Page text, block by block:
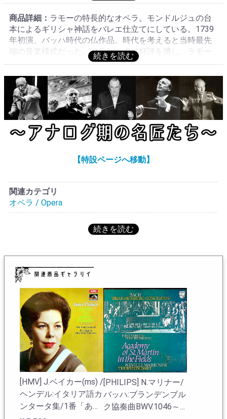
Son Maître制作Pathéプレス, 工場:Pathé Marconi EMI,
Chatou, フランスでのオリジナル, original in Fr.
年 His Master's Voice:ASD 3084(モノクロ切手ニッパー)に
て初リリース, フランスでは1975年La Voix De Son
Maître:2C 069-02609(当装丁)にて初リリース, ドイツでは
1975年ELECTROLA:1C 063-02609(金EMIニッパー)にて初
リリース, 当社入荷2度目の希少タイトル, これはフランス
った, アナログ期に全曲録音が存在するか不明, 最初の入
荷は15年以上前, 「エベの祭り」はオペラ=バレ作品の代
表作, 演奏:★★★★+, 音質:★★★★+
商品詳細： ラモーの特長的なオペラ。モンドルジュの台
本によるギリシャ神話をバレエ仕立てにしている。1739
年初演、バッハ時代の仏作品。時代を考えると当時最先
端の音楽様式だった。フランスでは好評を博し、ラモー
存命中に200回以上も上演された。フランス的響きと華や
ぎが楽しめる作品で、一部歌が入るものの、大半が室内
楽編成で演奏される。レッパード以外の録音はLPには殆
ど無く、比較しようも無いが、優れた内容。オペラ=バレ
は、ジャン=バティスト・リュリが実践していた高尚な叙
情悲劇(音楽悲劇)とは異なる。叙情悲劇より多くの舞踏音
楽が含まれ、筋は必ずしも古代ギリシア・ローマ神話か
ら引いてこなくてもよく、さらに、リュリが『テセウ
劇的な要素が許された。オペラ=バレを構成するものはプ
呼ばれる多くのアクト(幕)で、それらが単一のテーマの回
りに緩く集まっていた。個々のアクトは独立したものと
して上演することもでき、その場合はアクト・ド・バレ
国々』、『エベの祭典』、『愛神の驚き』などがよく知
妃邸のドンキホーテ』。モデスト・グレトリの『カイロ
の隊商』、リムスキー=コルサコフの『ムラダ』などがオ
ペラ=バレとされている。「エベの祭典」は「青春の女神
ヘーベーの祭り」に副題が付く曲で3人の神が登場する。
8人程度の歌手が登場する全曲ヴァージョンもあるようだ
がレッパード盤はハイライトで歌手は女神エベ役のソプ
ラノ一人だけのハイライト版である。全曲盤の入荷はこ
れまでにない(LPでの録音がない可能性が高い)。オペラ=
バレの代表作である「エベの祭典」を聴いてみるには絶
好の一枚。
レッパードの在庫一覧へ
【特設ページへ移動】
関連カテゴリ
オペラ / Opera
[HMV] J.ベイカー(ms) /
ヘンデル:イタリア語カ
ンタータ集/1番「あ
[PHILIPS] N.マリナー/
バッハ:ブランデンブル
ク協奏曲BWV.1046～